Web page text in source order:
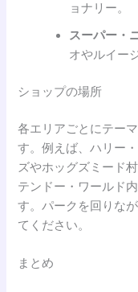
ョナリー。
スーパー・
オやルイー
ショップの場所
各エリアごとにテー
す。例えば、ハリー
ズやホッグズミード
テンドー・ワールド
す。パークを回りな
てください。
まとめ